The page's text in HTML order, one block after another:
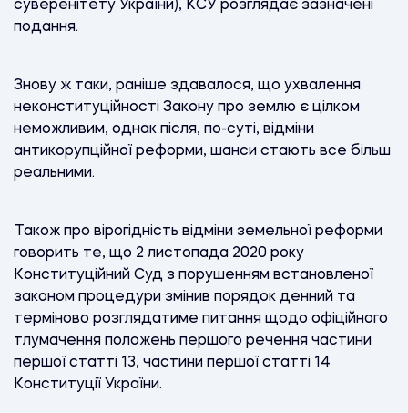
суверенітету України), КСУ розглядає зазначені
подання.
Знову ж таки, раніше здавалося, що ухвалення
неконституційності Закону про землю є цілком
неможливим, однак після, по-суті, відміни
антикорупційної реформи, шанси стають все більш
реальними.
Також про вірогідність відміни земельної реформи
говорить те, що 2 листопада 2020 року
Конституційний Суд з порушенням встановленої
законом процедури змінив порядок денний та
терміново розглядатиме питання щодо офіційного
тлумачення положень першого речення частини
першої статті 13, частини першої статті 14
Конституції України.